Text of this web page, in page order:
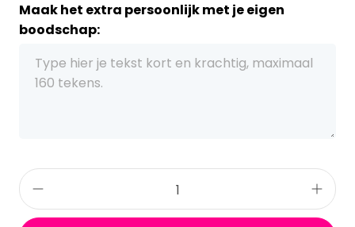
Maak het extra persoonlijk met je eigen
boodschap: